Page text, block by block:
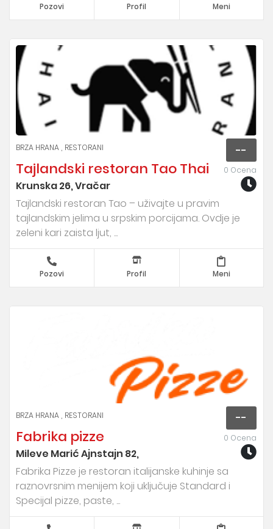
Pozovi Profil Meni
--
0 Ocena
BRZA HRANA RESTORANI
Tajlandski restoran Tao Thai
Krunska 26, Vračar
Tajlandski restoran Tao – uživajte u pravim
tajlandskim jelima u srpskim porcijama. Ovdje je
zeleni kari zaista ljut, ...
Pozovi Profil Meni
--
0 Ocena
BRZA HRANA RESTORANI
Fabrika pizze
Mileve Marić Ajnstajn 82,
Fabrika Pizze je restoran italijanske kuhinje sa
raznovrsnim menijem koji uključuje Standard i
Specijal pizze, paste, ...